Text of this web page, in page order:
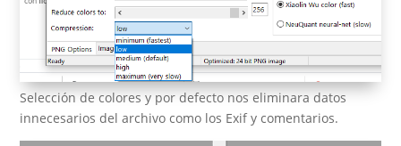
Selección de colores y por defecto nos eliminara datos
innecesarios del archivo como los Exif y comentarios.